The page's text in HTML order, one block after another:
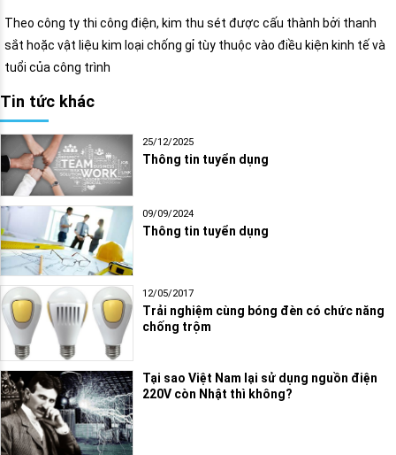
Theo công ty thi công điện, kim thu sét được cấu thành bởi thanh
sắt hoặc vật liệu kim loại chống gỉ tùy thuộc vào điều kiện kinh tế và
tuổi của công trình
Tin tức khác
25/12/2025
Thông tin tuyển dụng
09/09/2024
Thông tin tuyển dụng
12/05/2017
Trải nghiệm cùng bóng đèn có chức năng
chống trộm
Tại sao Việt Nam lại sử dụng nguồn điện
220V còn Nhật thì không?